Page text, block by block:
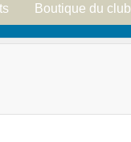
Boutique du club